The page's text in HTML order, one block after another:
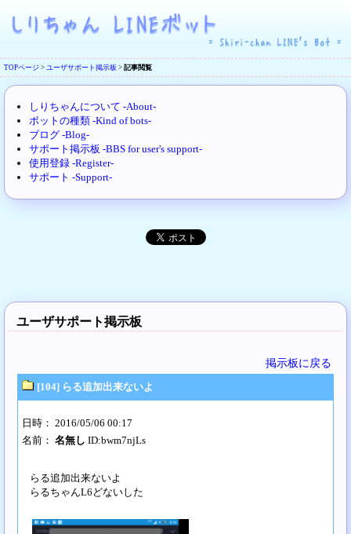
TOPページ > ユーザサポート掲示板 > 記事閲覧
しりちゃんについて -About-
ボットの種類 -Kind of bots-
ブログ -Blog-
サポート掲示板 -BBS for user's support-
使用登録 -Register-
サポート -Support-
ユーザサポート掲示板
掲示板に戻る
[104] らる追加出来ないよ
日時： 2016/05/06 00:17
名前： 名無し ID:bwm7njLs
らる追加出来ないよ
らるちゃんL6どないした